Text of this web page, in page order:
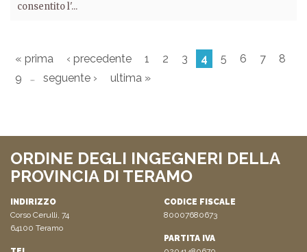
consentito l'...
« prima ‹ precedente 1 2 3 4 5 6 7
8
9
… seguente › ultima »
ORDINE DEGLI INGEGNERI DELLA
PROVINCIA DI TERAMO
INDIRIZZO
Corso Cerulli, 74
64100 Teramo
CODICE FISCALE
80007680673
PARTITA IVA